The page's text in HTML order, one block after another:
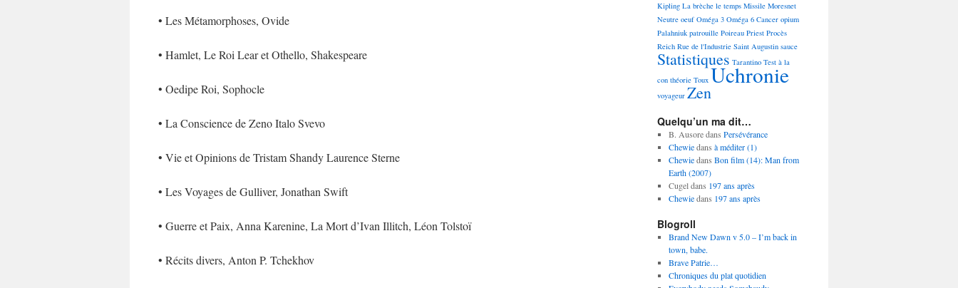
• Les Métamorphoses, Ovide
• Hamlet, Le Roi Lear et Othello, Shakespeare
• Oedipe Roi, Sophocle
• La Conscience de Zeno Italo Svevo
• Vie et Opinions de Tristam Shandy Laurence Sterne
• Les Voyages de Gulliver, Jonathan Swift
• Guerre et Paix, Anna Karenine, La Mort d’Ivan Illitch, Léon Tolstoï
• Récits divers, Anton P. Tchekhov
Kipling La brèche le temps Missile Moresnet
Neutre oeuf Oméga 3 Oméga 6 Cancer opium
Palahniuk patrouille Poireau Priest Procès
Reich Rue de l'Industrie Saint Augustin sauce
Statistiques Tarantino Test à la
con théorie Toux Uchronie
voyageur Zen
Quelqu’un ma dit…
B. Ausoredans Persévérance
Chewiedans à méditer (1)
Chewiedans Bon film (14): Man from
Earth (2007)
Cugeldans 197 ans après
Chewiedans 197 ans après
Blogroll
Brand New Dawn v 5.0 – I’m back in
town, babe.
Brave Patrie…
Chroniques du plat quotidien